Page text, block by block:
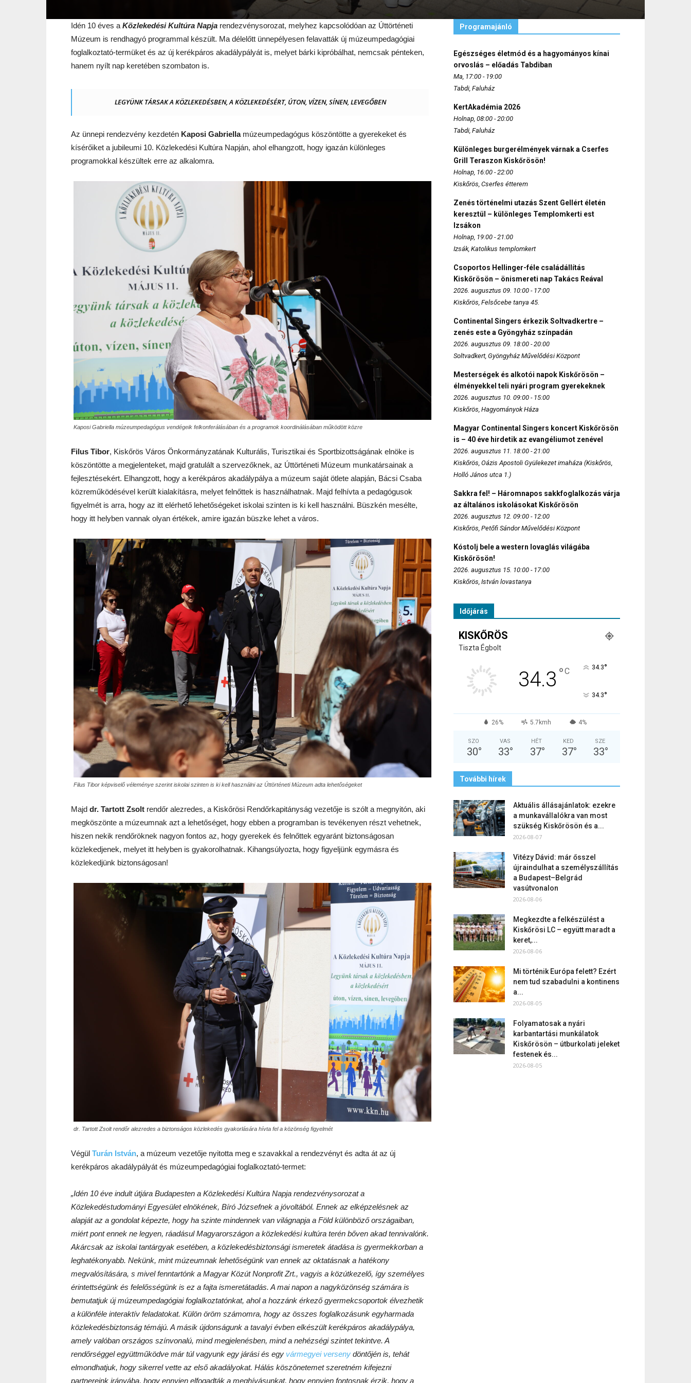
Idén 10 éves a Közlekedési Kultúra Napja rendezvénysorozat, melyhez kapcsolódóan az Úttörténeti
Múzeum is rendhagyó programmal készült. Ma délelőtt ünnepélyesen felavatták új múzeumpedagógiai
foglalkoztató-termüket és az új kerékpáros akadálypályát is, melyet bárki kipróbálhat, nemcsak pénteken,
hanem nyílt nap keretében szombaton is.
LEGYÜNK TÁRSAK A KÖZLEKEDÉSBEN, A KÖZLEKEDÉSÉRT, ÚTON, VÍZEN, SÍNEN, LEVEGŐBEN
Az ünnepi rendezvény kezdetén Kaposi Gabriellamúzeumpedagógus köszöntötte a gyerekeket és
kísérőiket a jubileumi 10. Közlekedési Kultúra Napján, ahol elhangzott, hogy igazán különleges
programokkal készültek erre az alkalomra.
Kaposi Gabriella múzeumpedagógus vendégeik felkonferálásában és a programok koordinálásában működött közre
Filus Tibor, Kiskőrös Város Önkormányzatának Kulturális, Turisztikai és Sportbizottságának elnöke is
köszöntötte a megjelenteket, majd gratulált a szervezőknek, az Úttörténeti Múzeum munkatársainak a
fejlesztésekért. Elhangzott, hogy a kerékpáros akadálypálya a múzeum saját ötlete alapján, Bácsi Csaba
közreműködésével került kialakításra, melyet felnőttek is használhatnak. Majd felhívta a pedagógusok
figyelmét is arra, hogy az itt elérhető lehetőségeket iskolai szinten is ki kell használni. Büszkén mesélte,
hogy itt helyben vannak olyan értékek, amire igazán büszke lehet a város.
Filus Tibor képviselő véleménye szerint iskolai szinten is ki kell használni az Úttörténeti Múzeum adta lehetőségeket
Majd dr. Tartott Zsolt rendőr alezredes, a Kiskőrösi Rendőrkapitányság vezetője is szólt a megnyitón, aki
megköszönte a múzeumnak azt a lehetőséget, hogy ebben a programban is tevékenyen részt vehetnek,
hiszen nekik rendőröknek nagyon fontos az, hogy gyerekek és felnőttek egyaránt biztonságosan
közlekedjenek, melyet itt helyben is gyakorolhatnak. Kihangsúlyozta, hogy figyeljünk egymásra és
közlekedjünk biztonságosan!
dr. Tartott Zsolt rendőr alezredes a biztonságos közlekedés gyakorlására hívta fel a közönség figyelmét
Végül Turán István, a múzeum vezetője nyitotta meg e szavakkal a rendezvényt és adta át az új
kerékpáros akadálypályát és múzeumpedagógiai foglalkoztató-termet:
„Idén 10 éve indult útjára Budapesten a Közlekedési Kultúra Napja rendezvénysorozat a
Közlekedéstudományi Egyesület elnökének, Bíró Józsefnek a jóvoltából. Ennek az elképzelésnek az
alapját az a gondolat képezte, hogy ha szinte mindennek van világnapja a Föld különböző országaiban,
miért pont ennek ne legyen, ráadásul Magyarországon a közlekedési kultúra terén bőven akad tennivalónk.
Akárcsak az iskolai tantárgyak esetében, a közlekedésbiztonsági ismeretek átadása is gyermekkorban a
leghatékonyabb. Nekünk, mint múzeumnak lehetőségünk van ennek az oktatásnak a hatékony
megvalósítására, s mivel fenntartónk a Magyar Közút Nonprofit Zrt., vagyis a közútkezelő, így személyes
érintettségünk és felelősségünk is ez a fajta ismeretátadás. A mai napon a nagyközönség számára is
bemutatjuk új múzeumpedagógiai foglalkoztatónkat, ahol a hozzánk érkező gyermekcsoportok élvezhetik
a különféle interaktív feladatokat. Külön öröm számomra, hogy az összes foglalkozásunk egyharmada
közlekedésbiztonság témájú. A másik újdonságunk a tavalyi évben elkészült kerékpáros akadálypálya,
amely valóban országos színvonalú, mind megjelenésben, mind a nehézségi szintet tekintve. A
rendőrséggel együttműködve már túl vagyunk egy járási és egy vármegyei verseny döntőjén is, tehát
elmondhatjuk, hogy sikerrel vette az első akadályokat. Hálás köszönetemet szeretném kifejezni
partnereink irányába, hogy ennyien elfogadták a meghívásunkat, hogy ennyien fontosnak érzik, hogy a
Programajánló
Egészséges életmód és a hagyományos kínai
orvoslás – előadás Tabdiban
Ma, 17:00 - 19:00
Tabdi, Faluház
KertAkadémia 2026
Holnap, 08:00 - 20:00
Tabdi, Faluház
Különleges burgerélmények várnak a Cserfes
Grill Teraszon Kiskőrösön!
Holnap, 16:00 - 22:00
Kiskőrös, Cserfes étterem
Zenés történelmi utazás Szent Gellért életén
keresztül – különleges Templomkerti est
Izsákon
Holnap, 19:00 - 21:00
Izsák, Katolikus templomkert
Csoportos Hellinger-féle családállítás
Kiskőrösön – önismereti nap Takács Reával
2026. augusztus 09. 10:00 - 17:00
Kiskőrös, Felsőcebe tanya 45.
Continental Singers érkezik Soltvadkertre –
zenés este a Gyöngyház színpadán
2026. augusztus 09. 18:00 - 20:00
Soltvadkert, Gyöngyház Művelődési Központ
Mesterségek és alkotói napok Kiskőrösön –
élményekkel teli nyári program gyerekeknek
2026. augusztus 10. 09:00 - 15:00
Kiskőrös, Hagyományok Háza
Magyar Continental Singers koncert Kiskőrösön
is – 40 éve hirdetik az evangéliumot zenével
2026. augusztus 11. 18:00 - 21:00
Kiskőrös, Oázis Apostoli Gyülekezet imaháza (Kiskőrös,
Holló János utca 1.)
Sakkra fel! – Háromnapos sakkfoglalkozás várja
az általános iskolásokat Kiskőrösön
2026. augusztus 12. 09:00 - 12:00
Kiskőrös, Petőfi Sándor Művelődési Központ
Kóstolj bele a western lovaglás világába
Kiskőrösön!
2026. augusztus 15. 10:00 - 17:00
Kiskőrös, István lovastanya
Időjárás
KISKŐRÖS
Tiszta Égbolt
34.3 °C 34.3°
34.3°
26% 5.7kmh 4%
SZO
30°
VAS
33°
HÉT
37°
KED
37°
SZE
33°
További hírek
Aktuális állásajánlatok: ezekre
a munkavállalókra van most
szükség Kiskőrösön és a...
2026-08-07
Vitézy Dávid: már ősszel
újraindulhat a személyszállítás
a Budapest–Belgrád
vasútvonalon
2026-08-06
Megkezdte a felkészülést a
Kiskőrösi LC – együtt maradt a
keret,...
2026-08-06
Mi történik Európa felett? Ezért
nem tud szabadulni a kontinens
a...
2026-08-05
Folyamatosak a nyári
karbantartási munkálatok
Kiskőrösön – útburkolati jeleket
festenek és...
2026-08-05